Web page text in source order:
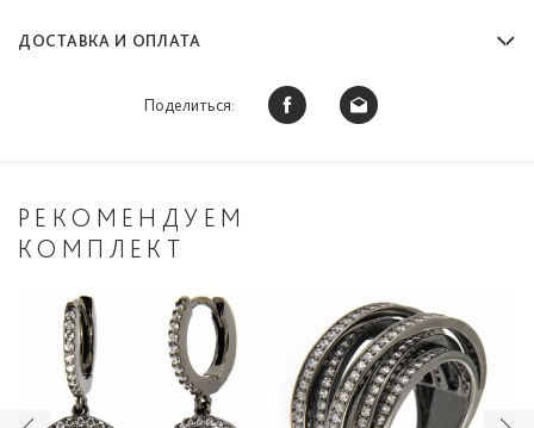
ДОСТАВКА И ОПЛАТА
Поделиться:
РЕКОМЕНДУЕМ
КОМПЛЕКТ